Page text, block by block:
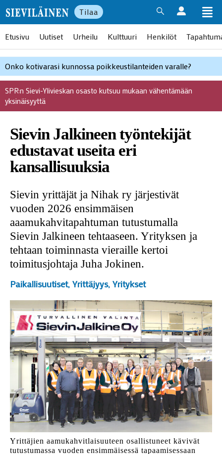
Tilaa
Etusivu Uutiset Urheilu Kulttuuri Henkilöt
Onko kotivarasi kunnossa poikkeustilanteiden varalle?
SPR:n Sievi-Ylivieskan osasto kutsuu mukaan vähentämään
yksinäisyyttä
Sievin Jalkineen työntekijät
edustavat useita eri
kansallisuuksia
Sievin yrittäjät ja Nihak ry järjestivät
vuoden 2026 ensimmäisen
aaamukahvitapahtuman tutustumalla
Sievin Jalkineen tehtaaseen. Yrityksen ja
tehtaan toiminnasta vieraille kertoi
toimitusjohtaja Juha Jokinen.
Paikallisuutiset, Yrittäjyys, Yritykset
Yrittäjien aamukahvitlaisuuteen osallistuneet kävivät
tutustumassa vuoden ensimmäisessä tapaamisessaan